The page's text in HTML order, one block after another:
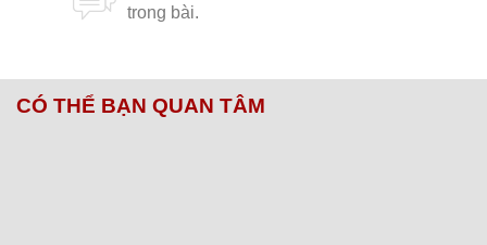
CÓ THỂ BẠN QUAN TÂM